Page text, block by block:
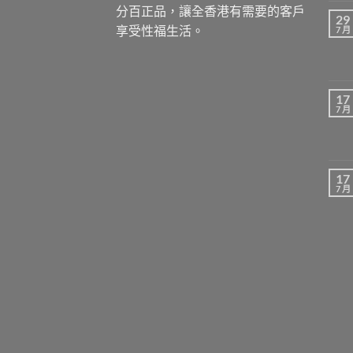
分百正品，讓全香港有需要的客戶
享受性福生活。
29
7 月
17
7 月
17
7 月